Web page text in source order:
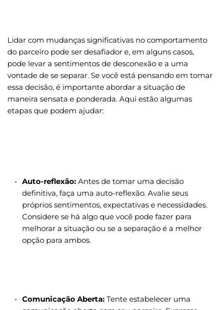
Lidar com mudanças significativas no comportamento
do parceiro pode ser desafiador e, em alguns casos,
pode levar a sentimentos de desconexão e a uma
vontade de se separar. Se você está pensando em tomar
essa decisão, é importante abordar a situação de
maneira sensata e ponderada. Aqui estão algumas
etapas que podem ajudar:
Auto-reflexão: Antes de tomar uma decisão
definitiva, faça uma auto-reflexão. Avalie seus
próprios sentimentos, expectativas e necessidades.
Considere se há algo que você pode fazer para
melhorar a situação ou se a separação é a melhor
opção para ambos.
Comunicação Aberta: Tente estabelecer uma